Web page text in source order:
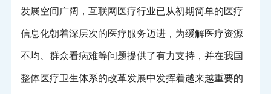
发展空间广阔， 互联网医疗行业已从初期简单的医疗
信息化朝着深层次的医疗服务迈进，为缓解医疗资源
不均、群众看病难等问题提供了有力支持，并在我国
整体医疗卫生体系的改革发展中发挥着越来越重要的